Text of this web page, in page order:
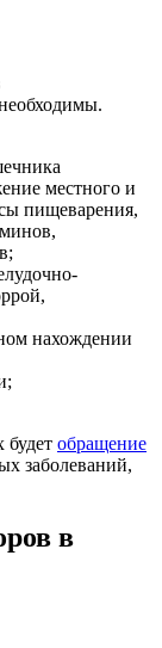
местного и
пищеварения,
нахождении
обращение
заболеваний,
в